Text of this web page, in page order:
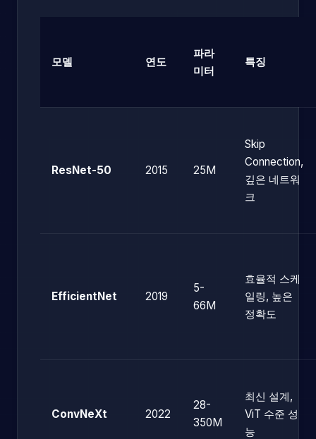
모델 연도
파라
미터
특징
ResNet-50 2015 25M
Skip
Connection,
깊은 네트워
크
EfficientNet 2019
5-
66M
효율적 스케
일링, 높은
정확도
ConvNeXt 2022
28-
350M
최신 설계,
ViT 수준 성
능